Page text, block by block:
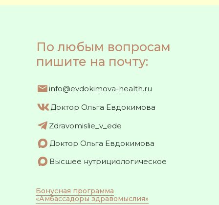
По любым вопросам
пишите на почту:
info@evdokimova-health.ru
Zdravomislie_v_ede
Бонусная программа
«Амбассадоры здравомыслия»
Доктор Ольга Евдокимова
Доктор Ольга Евдокимова
Высшее нутрициологическое